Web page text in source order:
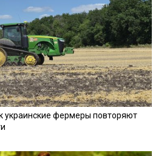
украинские фермеры повторяют